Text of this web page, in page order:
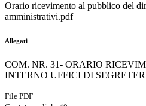
Orario ricevimento al pubblico del
amministrativi.pdf
Allegati
COM. NR. 31- ORARIO
INTERNO UFFICI DI
File PDF